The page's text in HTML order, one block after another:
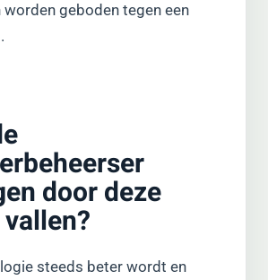
worden geboden tegen een
door deze
steeds beter wordt en